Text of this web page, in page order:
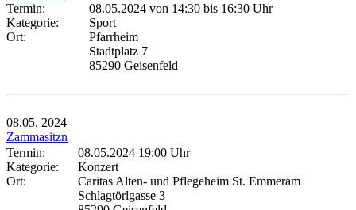
Termin:
08.05.2024 von 14:30 bis 16:30 Uhr
Kategorie:
Sport
Ort:
Pfarrheim
Stadtplatz 7
85290 Geisenfeld
08.05. 2024
Zammasitzn
Termin:
08.05.2024 19:00 Uhr
Kategorie:
Konzert
Ort:
Caritas Alten- und Pflegeheim St. Emmeram
Schlagtörlgasse 3